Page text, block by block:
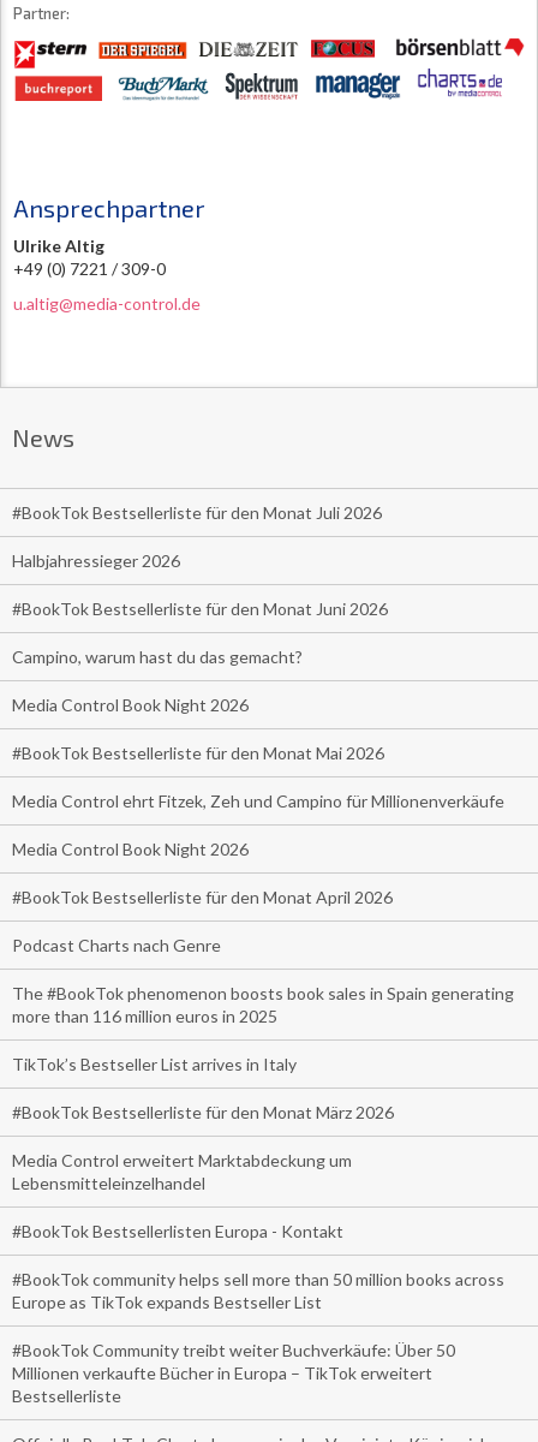
Partner:
Ansprechpartner
Ulrike Altig
+49 (0) 7221 / 309-0
u.altig@media-control.de
News
#BookTok Bestsellerliste für den Monat Juli 2026
Halbjahressieger 2026
#BookTok Bestsellerliste für den Monat Juni 2026
Campino, warum hast du das gemacht?
Media Control Book Night 2026
#BookTok Bestsellerliste für den Monat Mai 2026
Media Control ehrt Fitzek, Zeh und Campino für Millionenverkäufe
Media Control Book Night 2026
#BookTok Bestsellerliste für den Monat April 2026
Podcast Charts nach Genre
The #BookTok phenomenon boosts book sales in Spain generating
more than 116 million euros in 2025
TikTok’s Bestseller List arrives in Italy
#BookTok Bestsellerliste für den Monat März 2026
Media Control erweitert Marktabdeckung um
Lebensmitteleinzelhandel
#BookTok Bestsellerlisten Europa - Kontakt
#BookTok community helps sell more than 50 million books across
Europe as TikTok expands Bestseller List
#BookTok Community treibt weiter Buchverkäufe: Über 50
Millionen verkaufte Bücher in Europa – TikTok erweitert
Bestsellerliste